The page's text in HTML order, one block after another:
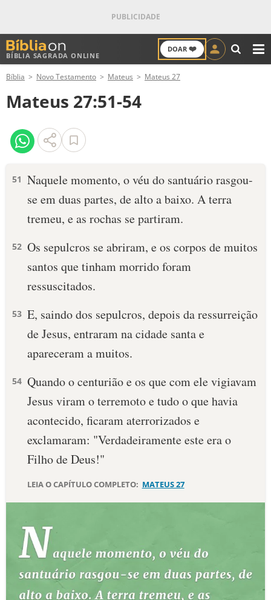
BÍBLIA SAGRADA ONLINE
DOAR ❤️
ANTIGO TESTAMENTO
NOVO TESTAMENTO
VERSÍCULOS
PALAVRA DO DIA
DEVOCIONAL DIÁRIO
10 MANDAMENTOS
ESBOÇOS DE PREGAÇÃO
TEMAS
PERGUNTE À BÍBLIA IA
QUEM SOMOS
Bíblia Novo Testamento Mateus Mateus 27
Mateus 27:51-54
51 Naquele momento, o véu do santuário rasgou-
se em duas partes, de alto a baixo. A terra
tremeu, e as rochas se partiram.
52 Os sepulcros se abriram, e os corpos de muitos
santos que tinham morrido foram
ressuscitados.
53 E, saindo dos sepulcros, depois da ressurreição
de Jesus, entraram na cidade santa e
apareceram a muitos.
54 Quando o centurião e os que com ele vigiavam
Jesus viram o terremoto e tudo o que havia
acontecido, ficaram aterrorizados e
exclamaram: "Verdadeiramente este era o
Filho de Deus!"
LEIA O CAPÍTULO COMPLETO: MATEUS 27